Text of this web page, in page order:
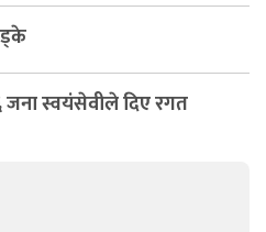
जना स्वयंसेवीले दिए रगत